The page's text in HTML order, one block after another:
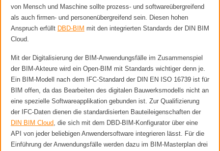
von Mensch und Maschine sollte prozess- und softwareübergreifend
als auch firmen- und personenübergreifend sein. Diesen hohen
Anspruch erfüllt DBD-BIM mit den integrierten Standards der DIN BIM
Cloud.
Mit der Digitalisierung der BIM-Anwendungsfälle im Zusammenspiel
der BIM-Akteure wird ein Open-BIM mit Standards wichtiger denn je.
Ein BIM-Modell nach dem IFC-Standard der DIN EN ISO 16739 ist für
BIM offen, da das Bearbeiten des digitalen Bauwerksmodells nicht an
eine spezielle Softwareapplikation gebunden ist. Zur Qualifizierung
der IFC-Daten dienen die standardisierten Bauteileigenschaften der
DIN BIM Cloud, die sich mit dem DBD-BIM-Konfigurator über eine
API von jeder beliebigen Anwendersoftware integrieren lässt. Für die
Einführung der Anwendungsfälle werden dazu im BIM-Masterplan drei